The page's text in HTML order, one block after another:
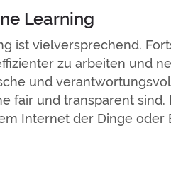
Learning
ist vielversprechend.
zu arbeiten und
und
fair und transparent
Internet der Dinge oder